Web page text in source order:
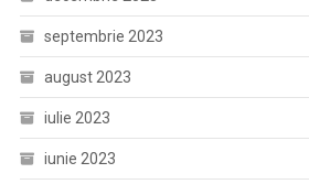
septembrie 2023
august 2023
iulie 2023
iunie 2023